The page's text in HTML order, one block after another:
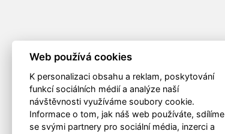
Web používá cookies
K personalizaci obsahu a reklam, poskytování
funkcí sociálních médií a analýze naší
návštěvnosti využíváme soubory cookie.
Informace o tom, jak náš web používáte, sdílíme
se svými partnery pro sociální média, inzerci a